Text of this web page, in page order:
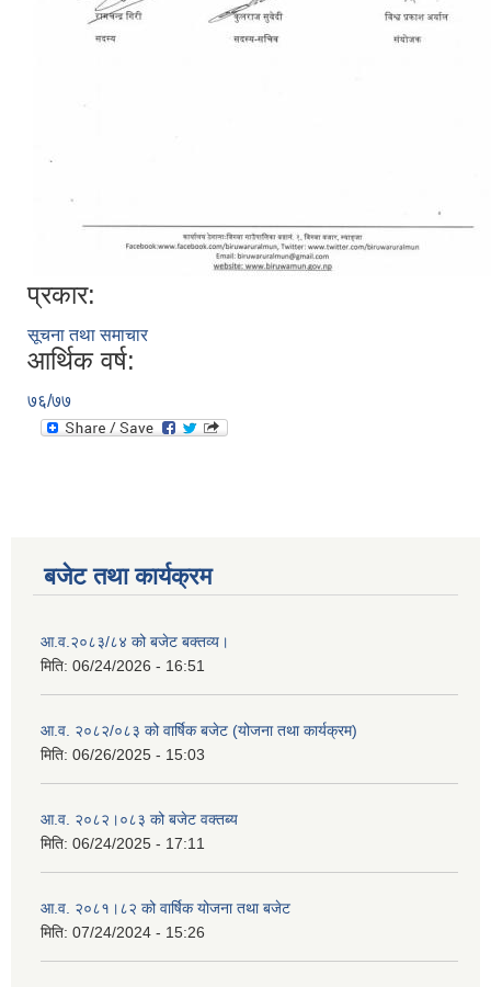
प्रकार:
सूचना तथा समाचार
आर्थिक वर्ष:
७६/७७
बजेट तथा कार्यक्रम
आ.व.२०८३/८४ को बजेट बक्तव्य।
मिति: 06/24/2026 - 16:51
आ.व. २०८२/०८३ को वार्षिक बजेट (योजना तथा कार्यक्रम)
मिति: 06/26/2025 - 15:03
आ.व. २०८२।०८३ को बजेट वक्तब्य
मिति: 06/24/2025 - 17:11
आ.व. २०८१।८२ को वार्षिक योजना तथा बजेट
मिति: 07/24/2024 - 15:26